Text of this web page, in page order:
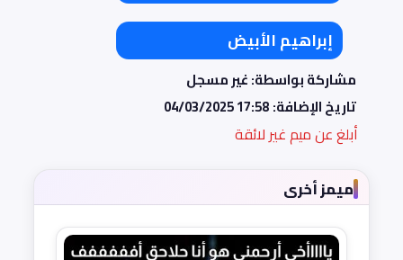
إبراهيم الأبيض
مشاركة بواسطة: غير مسجل
تاريخ الإضافة:04/03/2025 17:58
أبلغ عن ميم غير لائقة
ميمز أخرى